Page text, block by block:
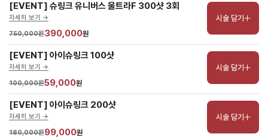
[EVENT] 슈링크 유니버스 울트라F 300샷 3회
자세히 보기 ->
750,000원390,000원
시술 담기
[EVENT] 아이슈링크 100샷
자세히 보기 ->
100,000원59,000원
시술 담기
[EVENT] 아이슈링크 200샷
자세히 보기 ->
180,000원99,000원
시술 담기